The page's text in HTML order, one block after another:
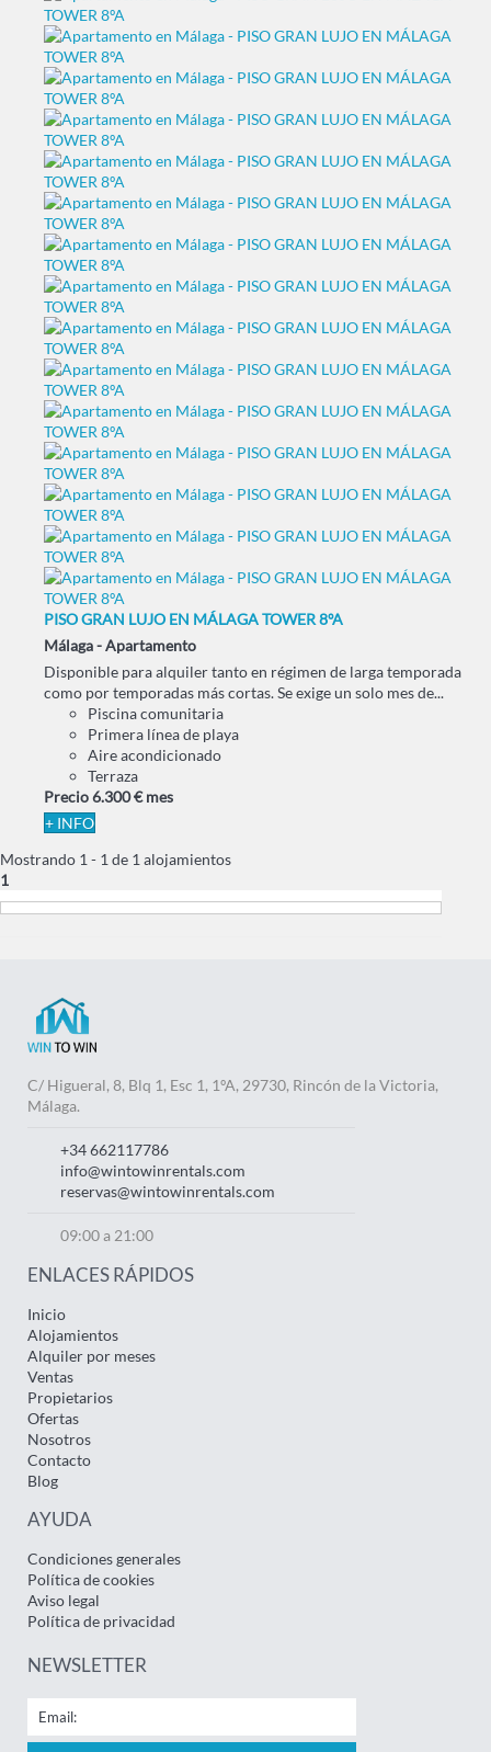
PISO GRAN LUJO EN MÁLAGA TOWER 8ºA
Málaga -Apartamento
Disponible para alquiler tanto en régimen de larga temporada
como por temporadas más cortas. Se exige un solo mes de...
Piscina comunitaria
Primera línea de playa
Aire acondicionado
Terraza
Precio6.300 € mes
+ INFO
Mostrando 1 - 1 de 1 alojamientos
1
C/ Higueral, 8, Blq 1, Esc 1, 1ºA, 29730, Rincón de la Victoria,
Málaga.
+34 662117786
info@wintowinrentals.com
reservas@wintowinrentals.com
09:00 a 21:00
ENLACES RÁPIDOS
Inicio
Alojamientos
Alquiler por meses
Ventas
Propietarios
Ofertas
Nosotros
Contacto
Blog
AYUDA
Condiciones generales
Política de cookies
Aviso legal
Política de privacidad
NEWSLETTER